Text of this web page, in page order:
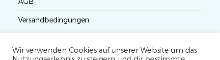
Versandbedingungen
Seminarteilnahme- und Storno-Bedingungen
Wir verwenden Cookies auf unserer Website um das